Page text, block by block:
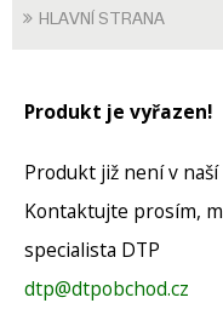
HLAVNÍ STRANA
Produkt je vyřazen!
Produkt již není v naší
Kontaktujte prosím,
specialista DTP
dtp@dtpobchod.cz